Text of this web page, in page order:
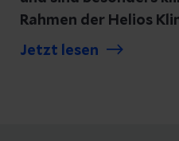
Rahmen der Helios
deshalb bis Ende
Jetzt lesen